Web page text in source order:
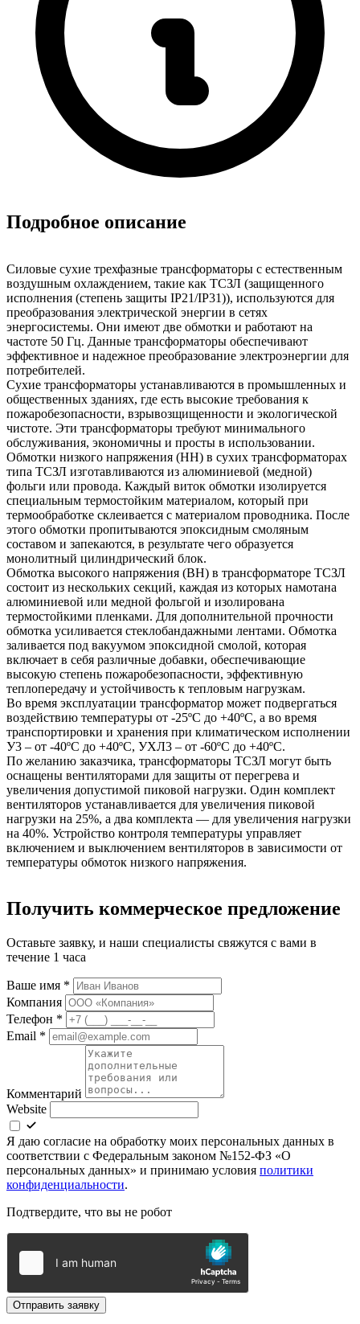
Подробное описание
Силовые сухие трехфазные трансформаторы с естественным
воздушным охлаждением, такие как ТСЗЛ (защищенного
исполнения (степень защиты IP21/IP31)), используются для
преобразования электрической энергии в сетях
энергосистемы. Они имеют две обмотки и работают на
частоте 50 Гц. Данные трансформаторы обеспечивают
эффективное и надежное преобразование электроэнергии для
потребителей.
Сухие трансформаторы устанавливаются в промышленных и
общественных зданиях, где есть высокие требования к
пожаробезопасности, взрывозщищенности и экологической
чистоте. Эти трансформаторы требуют минимального
обслуживания, экономичны и просты в использовании.
Обмотки низкого напряжения (НН) в сухих трансформаторах
типа ТСЗЛ изготавливаются из алюминиевой (медной)
фольги или провода. Каждый виток обмотки изолируется
специальным термостойким материалом, который при
термообработке склеивается с материалом проводника. После
этого обмотки пропитываются эпоксидным смоляным
составом и запекаются, в результате чего образуется
монолитный цилиндрический блок.
Обмотка высокого напряжения (ВН) в трансформаторе ТСЗЛ
состоит из нескольких секций, каждая из которых намотана
алюминиевой или медной фольгой и изолирована
термостойкими пленками. Для дополнительной прочности
обмотка усиливается стеклобандажными лентами. Обмотка
заливается под вакуумом эпоксидной смолой, которая
включает в себя различные добавки, обеспечивающие
высокую степень пожаробезопасности, эффективную
теплопередачу и устойчивость к тепловым нагрузкам.
Во время эксплуатации трансформатор может подвергаться
воздействию температуры от -25ºС до +40ºС, а во время
транспортировки и хранения при климатическом исполнении
У3 – от -40ºС до +40ºС, УХЛ3 – от -60ºС до +40ºС.
По желанию заказчика, трансформаторы ТСЗЛ могут быть
оснащены вентиляторами для защиты от перегрева и
увеличения допустимой пиковой нагрузки. Один комплект
вентиляторов устанавливается для увеличения пиковой
нагрузки на 25%, а два комплекта — для увеличения нагрузки
на 40%. Устройство контроля температуры управляет
включением и выключением вентиляторов в зависимости от
температуры обмоток низкого напряжения.
Получить коммерческое предложение
Оставьте заявку, и наши специалисты свяжутся с вами в
течение 1 часа
Ваше имя *
Компания
Телефон *
Email *
Комментарий
Website
Я даю согласие на обработку моих персональных данных в
соответствии с Федеральным законом №152-ФЗ «О
персональных данных» и принимаю условия политики
конфиденциальности.
Подтвердите, что вы не робот
Отправить заявку